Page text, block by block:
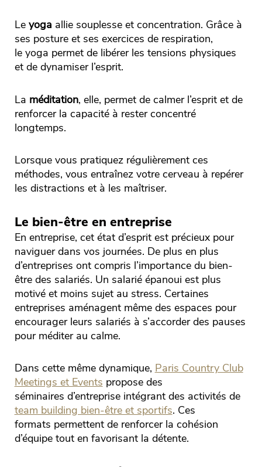
Le yoga allie souplesse et concentration. Grâce à
ses posture et ses exercices de respiration,
le yoga permet de libérer les tensions physiques
et de dynamiser l’esprit.
La méditation, elle, permet de calmer l’esprit et de
renforcer la capacité à rester concentré
longtemps.
Lorsque vous pratiquez régulièrement ces
méthodes, vous entraînez votre cerveau à repérer
les distractions et à les maîtriser.
Le bien-être en entreprise
En entreprise, cet état d’esprit est précieux pour
naviguer dans vos journées. De plus en plus
d’entreprises ont compris l’importance du bien-
être des salariés. Un salarié épanoui est plus
motivé et moins sujet au stress. Certaines
entreprises aménagent même des espaces pour
encourager leurs salariés à s’accorder des pauses
pour méditer au calme.
Dans cette même dynamique, Paris Country Club
Meetings et Events propose des
séminaires d’entreprise intégrant des activités de
team building bien-être et sportifs. Ces
formats permettent de renforcer la cohésion
d’équipe tout en favorisant la détente.